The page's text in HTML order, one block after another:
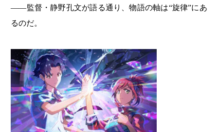
――監督・静野孔文が語る通り、物語の軸は“旋律”にあ
るのだ。